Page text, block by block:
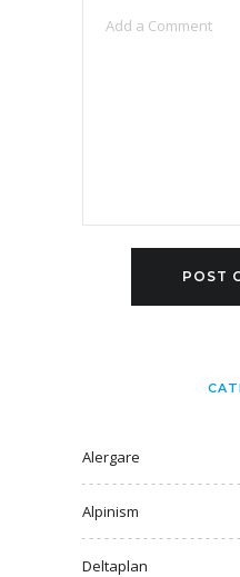
Alergare
Alpinism
Deltaplan